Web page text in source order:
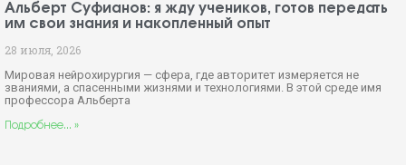
Альберт Суфианов: я жду учеников, готов передать
им свои знания и накопленный опыт
28 июля, 2026
Мировая нейрохирургия — сфера, где авторитет измеряется не
званиями, а спасенными жизнями и технологиями. В этой среде имя
профессора Альберта
Подробнее... »